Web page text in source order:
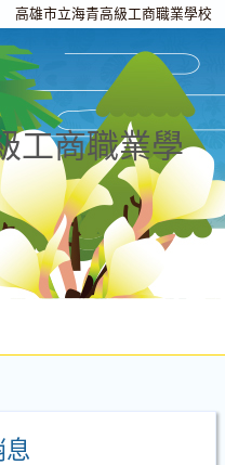
高雄市立海青高級工商職業學校
工商職業學
息